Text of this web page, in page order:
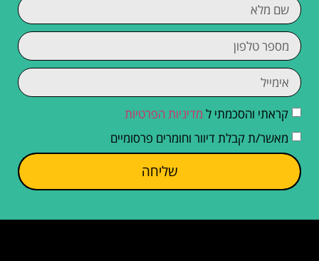
קראתי והסכמתי ל מדיניות הפרטיות
מאשר/ת קבלת דיוור וחומרים פרסומיים
שליחה